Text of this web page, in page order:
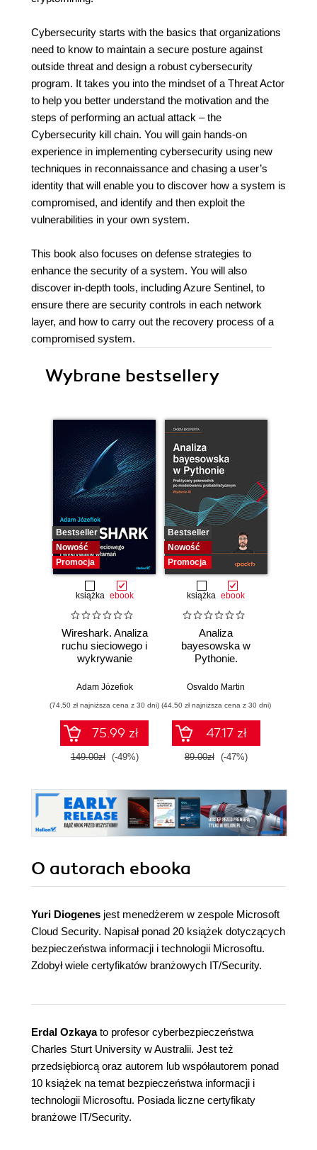
Cybersecurity starts with the basics that organizations
need to know to maintain a secure posture against
outside threat and design a robust cybersecurity
program. It takes you into the mindset of a Threat Actor
to help you better understand the motivation and the
steps of performing an actual attack – the
Cybersecurity kill chain. You will gain hands-on
experience in implementing cybersecurity using new
techniques in reconnaissance and chasing a user’s
identity that will enable you to discover how a system is
compromised, and identify and then exploit the
vulnerabilities in your own system.
This book also focuses on defense strategies to
enhance the security of a system. You will also
discover in-depth tools, including Azure Sentinel, to
ensure there are security controls in each network
layer, and how to carry out the recovery process of a
compromised system.
Wybrane bestsellery
Bestseller
Nowość
Promocja
książka ebook
Wireshark. Analiza
ruchu sieciowego i
wykrywanie
Adam Józefiok
(74,50 zł najniższa cena z 30 dni)
75.99 zł
149.00zł (-49%)
Bestseller
Nowość
Promocja
książka ebook
Analiza
bayesowska w
Pythonie.
przewodnik po
probabilistycznym.
Wydanie III
Osvaldo Martin
(44,50 zł najniższa cena z 30 dni)
47.17 zł
89.00zł (-47%)
O autorach ebooka
Yuri Diogenes jest menedżerem w zespole Microsoft
Cloud Security. Napisał ponad 20 książek dotyczących
bezpieczeństwa informacji i technologii Microsoftu.
Zdobył wiele certyfikatów branżowych IT/Security.
Erdal Ozkayato profesor cyberbezpieczeństwa
Charles Sturt University w Australii. Jest też
przedsiębiorcą oraz autorem lub współautorem ponad
10 książek na temat bezpieczeństwa informacji i
technologii Microsoftu. Posiada liczne certyfikaty
branżowe IT/Security.